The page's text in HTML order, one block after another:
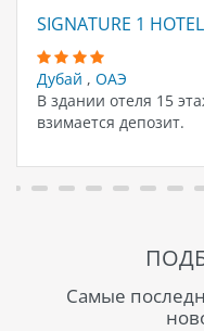
SIGNATURE 1
Дубай , ОАЭ
В здании отеля 15
взимается депозит.
Самые